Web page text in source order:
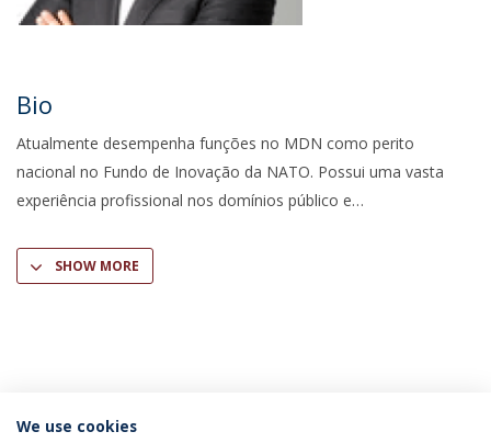
Bio
Atualmente desempenha funções no MDN como perito
nacional no Fundo de Inovação da NATO. Possui uma vasta
experiência profissional nos domínios público e
SHOW MORE
We use cookies